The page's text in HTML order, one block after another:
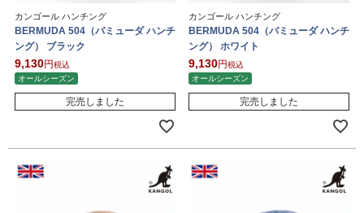
カンゴール ハンチング
BERMUDA 504（バミューダ ハンチ
ング） ブラック
9,130
税込
オールシーズン
完売しました
カンゴール ハンチング
BERMUDA 504（バミューダ ハンチ
ング） ホワイト
9,130
税込
オールシーズン
完売しました